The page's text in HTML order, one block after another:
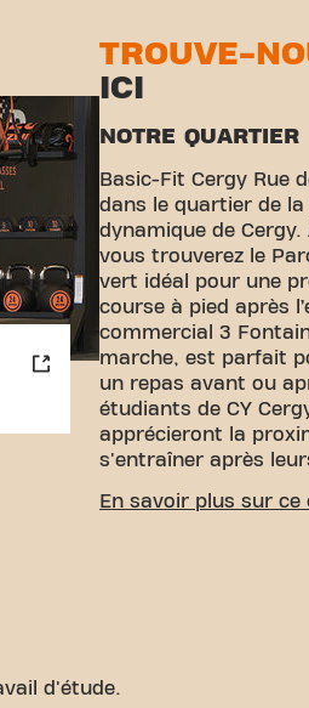
TROUVE-
ICI
NOTRE QUARTIER
Basic-Fit Cergy Rue
dans le quartier de
dynamique de
vous trouverez le
vert idéal pour une
course à pied après
commercial 3
marche, est parfait
un repas avant ou
étudiants de CY
apprécieront la
s'entraîner après
ACCESSIBILITÉ
En savoir plus sur ce
d'étude.